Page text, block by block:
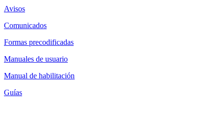
Avisos
Comunicados
Formas precodificadas
Manuales de usuario
Manual de habilitación
Guías